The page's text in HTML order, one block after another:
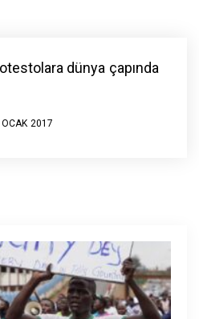
dünya çapında
2017